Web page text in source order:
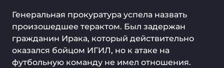
Генеральная прокуратура успела назвать
произошедшее терактом. Был задержан
гражданин Ирака, который действительно
оказался бойцом ИГИЛ, но к атаке на
футбольную команду не имел отношения.